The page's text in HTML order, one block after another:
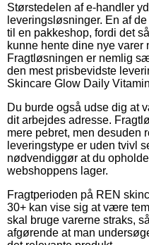
Størstedelen af e-handler
leveringsløsninger. En af
til en pakkeshop, fordi det
kunne hente dine nye varer
Fragtløsningen er nemlig
den mest prisbevidste
Skincare Glow Daily
Du burde også udse dig at
dit arbejdes adresse.
mere pebret, men desuden
leveringstype er uden tvivl
nødvendiggør at du
webshoppens lager.
Fragtperioden på REN
30+ kan vise sig at være
skal bruge varerne straks,
afgørende at man